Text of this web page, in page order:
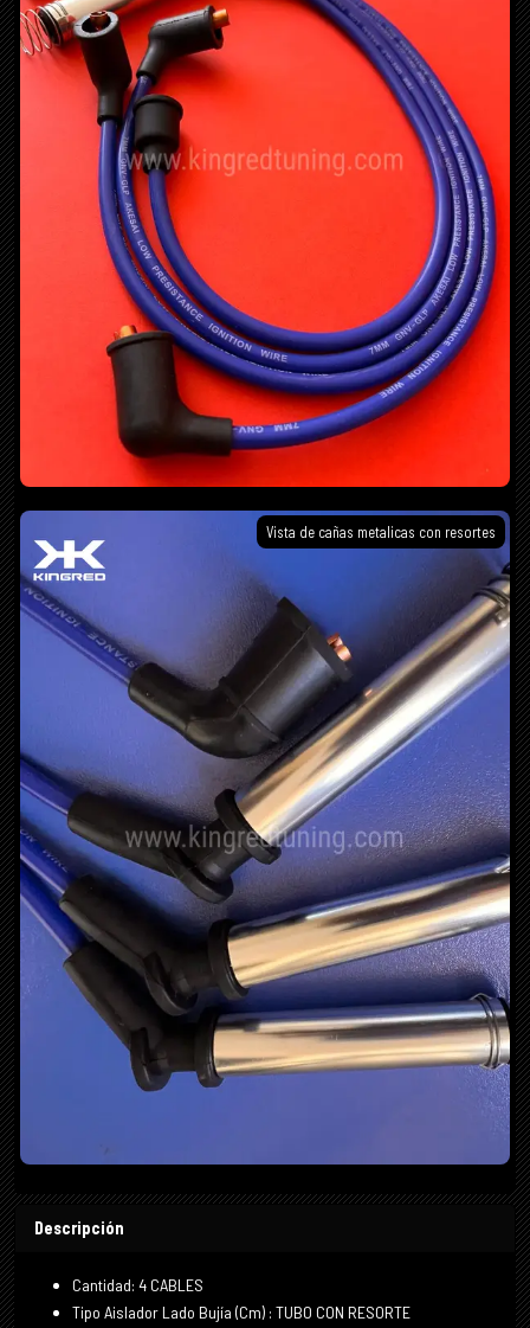
Vista de cañas metalicas con resortes
Descripción
Cantidad: 4 CABLES
Tipo Aislador Lado Bujía (Cm) : TUBO CON RESORTE